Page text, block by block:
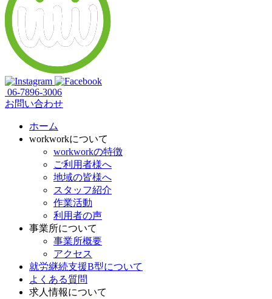
06-7896-3006
お問い合わせ
ホーム
workworkについて
workworkの特徴
ご利用者様へ
地域の皆様へ
スタッフ紹介
作業活動
利用者の声
事業所について
事業所概要
アクセス
就労継続支援B型について
よくある質問
求人情報について